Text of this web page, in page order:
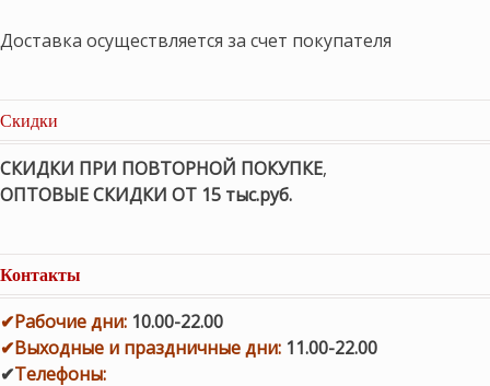
Доставка осуществляется за счет покупателя
Скидки
СКИДКИ ПРИ ПОВТОРНОЙ ПОКУПКЕ,
ОПТОВЫЕ СКИДКИ ОТ 15 тыс.руб.
Контакты
✔Рабочие дни: 10.00-22.00
✔Выходные и праздничные дни: 11.00-22.00
✔Телефоны: